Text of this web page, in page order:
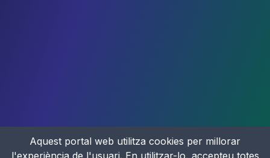
Aquest portal web utilitza cookies per millorar
l'experiència de l'usuari. En utilitzar-lo, accepteu totes